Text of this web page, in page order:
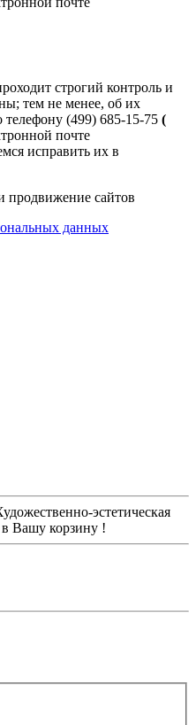
строгий контроль и
тем не менее, об их
(499) 685-15-75 (
почте
исправить их в
продвижение сайтов
данных
эстетическая
в Вашу корзину !